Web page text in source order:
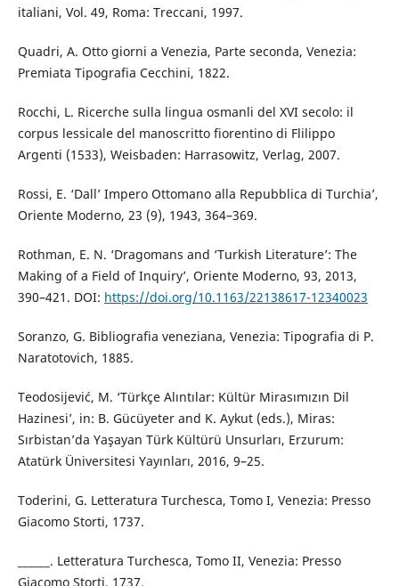
italiani, Vol. 49, Roma: Treccani, 1997.
Quadri, A. Otto giorni a Venezia, Parte seconda, Venezia:
Premiata Tipografia Cecchini, 1822.
Rocchi, L. Ricerche sulla lingua osmanli del XVI secolo: il
corpus lessicale del manoscritto fiorentino di Flilippo
Argenti (1533), Weisbaden: Harrasowitz, Verlag, 2007.
Rossi, E. ‘Dall’ Impero Ottomano alla Repubblica di Turchia’,
Oriente Moderno, 23 (9), 1943, 364–369.
Rothman, E. N. ‘Dragomans and ‘Turkish Literature’: The
Making of a Field of Inquiry’, Oriente Moderno, 93, 2013,
390–421. DOI: https://doi.org/10.1163/22138617-12340023
Soranzo, G. Bibliografia veneziana, Venezia: Tipografia di P.
Naratotovich, 1885.
Teodosijević, M. ‘Türkçe Alıntılar: Kültür Mirasımızın Dil
Hazinesi’, in: B. Gücüyeter and K. Aykut (eds.), Miras:
Sırbistan’da Yaşayan Türk Kültürü Unsurları, Erzurum:
Atatürk Üniversitesi Yayınları, 2016, 9–25.
Toderini, G. Letteratura Turchesca, Tomo I, Venezia: Presso
Giacomo Storti, 1737.
______. Letteratura Turchesca, Tomo II, Venezia: Presso
Giacomo Storti, 1737.